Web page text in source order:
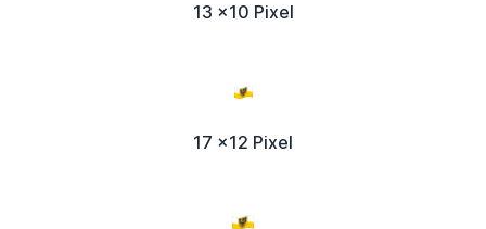
13 x10 Pixel
17 x12 Pixel